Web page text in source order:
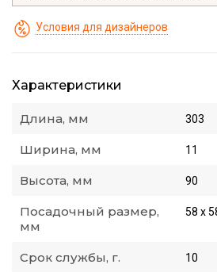
Условия для дизайнеров
Характеристики
Длина, мм 303
Ширина, мм 11
Высота, мм 90
Посадочный размер,
мм
58 х
Срок службы, г. 10